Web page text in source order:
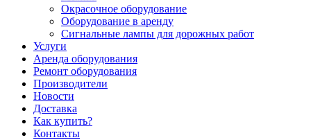
Окрасочное оборудование
Оборудование в аренду
Сигнальные лампы для дорожных работ
Услуги
Аренда оборудования
Ремонт оборудования
Производители
Новости
Доставка
Как купить?
Контакты